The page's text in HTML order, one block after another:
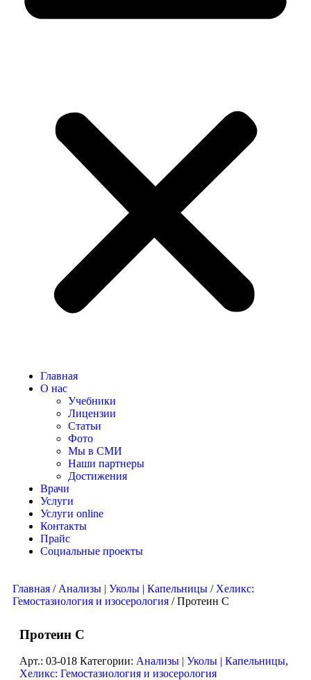
Главная
О нас
Учебники
Лицензии
Статьи
Фото
Мы в СМИ
Наши партнеры
Достижения
Врачи
Услуги
Услуги online
Контакты
Прайс
Социальные проекты
Главная / Анализы | Уколы | Капельницы / Хеликс:
Гемостазиология и изосерология / Протеин C
Протеин C
Арт.: 03-018 Категории: Анализы | Уколы | Капельницы,
Хеликс: Гемостазиология и изосерология